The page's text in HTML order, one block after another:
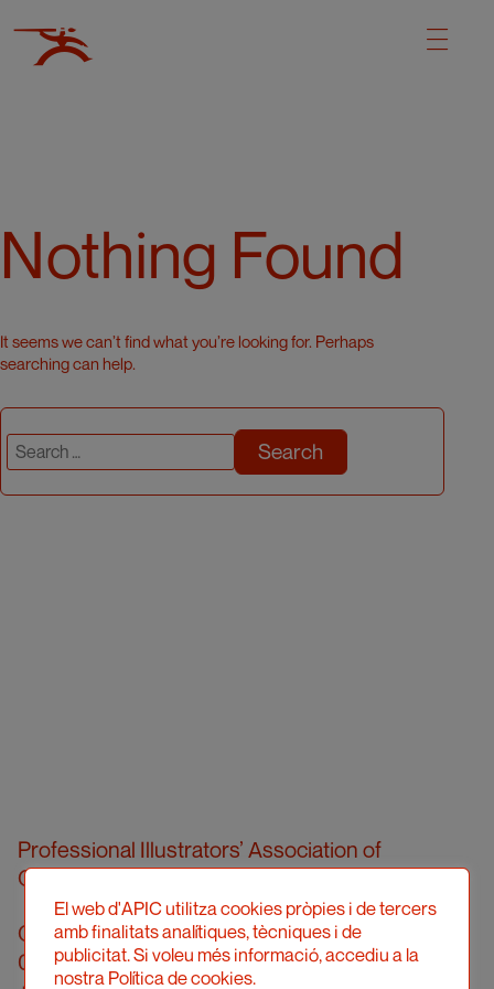
Nothing Found
It seems we can’t find what you’re looking for. Perhaps
searching can help.
Search
for:
Professional Illustrators’ Association of
Catalonia (hereinafter, APIC)
Carrer Londres, 96, pral. 2a
08036 Barcelona
El web d'APIC utilitza cookies pròpies i de tercers
amb finalitats analítiques, tècniques i de
publicitat. Si voleu més informació, accediu a la
nostra Política de cookies.